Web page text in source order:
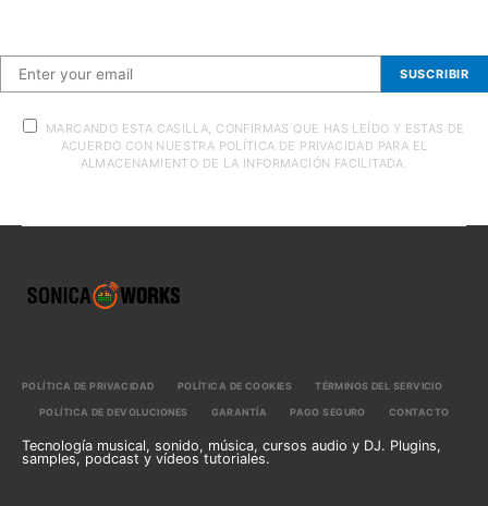
SUSCRIBIR
MARCANDO ESTA CASILLA, CONFIRMAS QUE HAS LEÍDO Y ESTAS DE
ACUERDO CON NUESTRA POLÍTICA DE PRIVACIDAD PARA EL
ALMACENAMIENTO DE LA INFORMACIÓN FACILITADA.
POLÍTICA DE PRIVACIDAD POLÍTICA DE COOKIES TÉRMINOS DEL SERVICIO
POLÍTICA DE DEVOLUCIONES GARANTÍA PAGO SEGURO CONTACTO
Tecnología musical, sonido, música, cursos audio y DJ. Plugins,
samples, podcast y vídeos tutoriales.